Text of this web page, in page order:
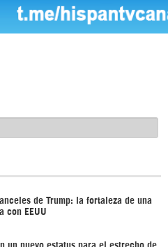
de Trump: la fortaleza de una
con EEUU
un nuevo estatus para el estrecho de